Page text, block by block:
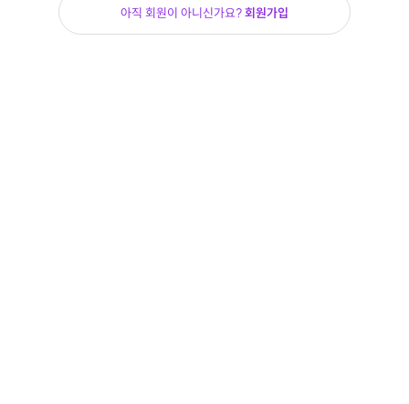
아직 회원이 아니신가요?회원가입